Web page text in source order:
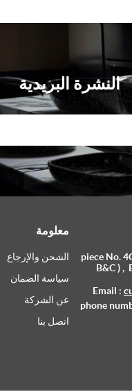
النشرة البريدية
piece No.
B&C ) ,
Email :
phone
معلومة
الشحن والإرجاع
سياسة الضمان
عن الشركة
اتصل بنا